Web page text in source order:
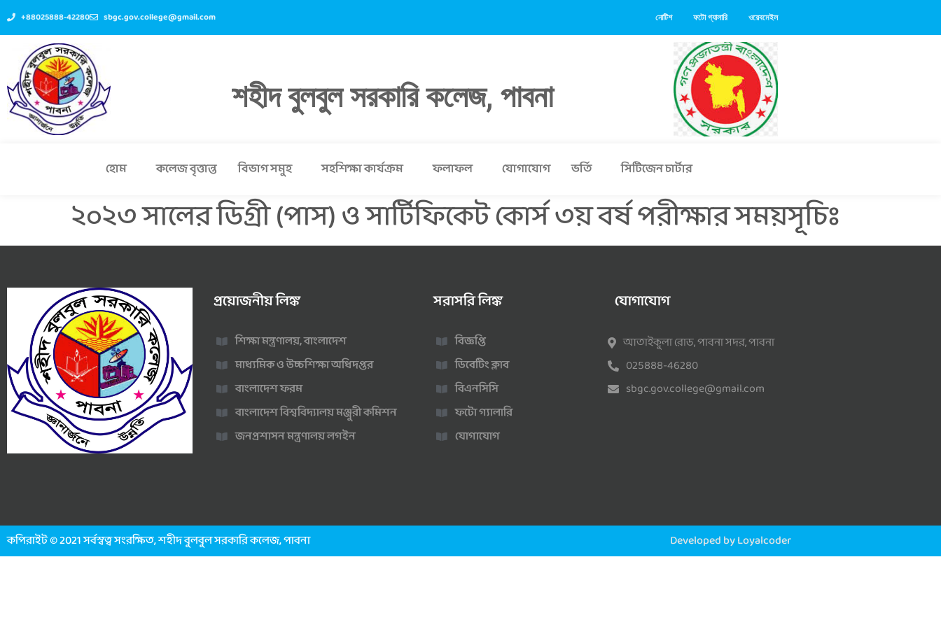
+88025888-42280 sbgc.gov.college@gmail.com নোটিশ ফটো গ্যালারি ওয়েবমেইল
শহীদ বুলবুল সরকারি কলেজ, পাবনা
হোম কলেজ বৃত্তান্ত বিভাগ সমুহ সহশিক্ষা কার্যক্রম ফলাফল যোগাযোগ ভর্তি সিটিজেন চার্টার
২০২৩ সালের ডিগ্রী (পাস) ও সার্টিফিকেট কোর্স ৩য় বর্ষ পরীক্ষার সময়সূচিঃ
প্রয়োজনীয় লিঙ্ক
শিক্ষা মন্ত্রণালয়, বাংলাদেশ
মাধ্যমিক ও উচ্চশিক্ষা অধিদপ্তর
বাংলাদেশ ফরম
বাংলাদেশ বিশ্ববিদ্যালয় মঞ্জুরী কমিশন
জনপ্রশাসন মন্ত্রণালয় লগইন
সরাসরি লিঙ্ক
বিজ্ঞপ্তি
ডিবেটিং ক্লাব
বিএনসিসি
ফটো গ্যালারি
যোগাযোগ
যোগাযোগ
আতাইকুলা রোড, পাবনা সদর, পাবনা
025888-46280
sbgc.gov.college@gmail.com
কপিরাইট © 2021 সর্বস্বত্ব সংরক্ষিত, শহীদ বুলবুল সরকারি কলেজ, পাবনা Developed by Loyalcoder